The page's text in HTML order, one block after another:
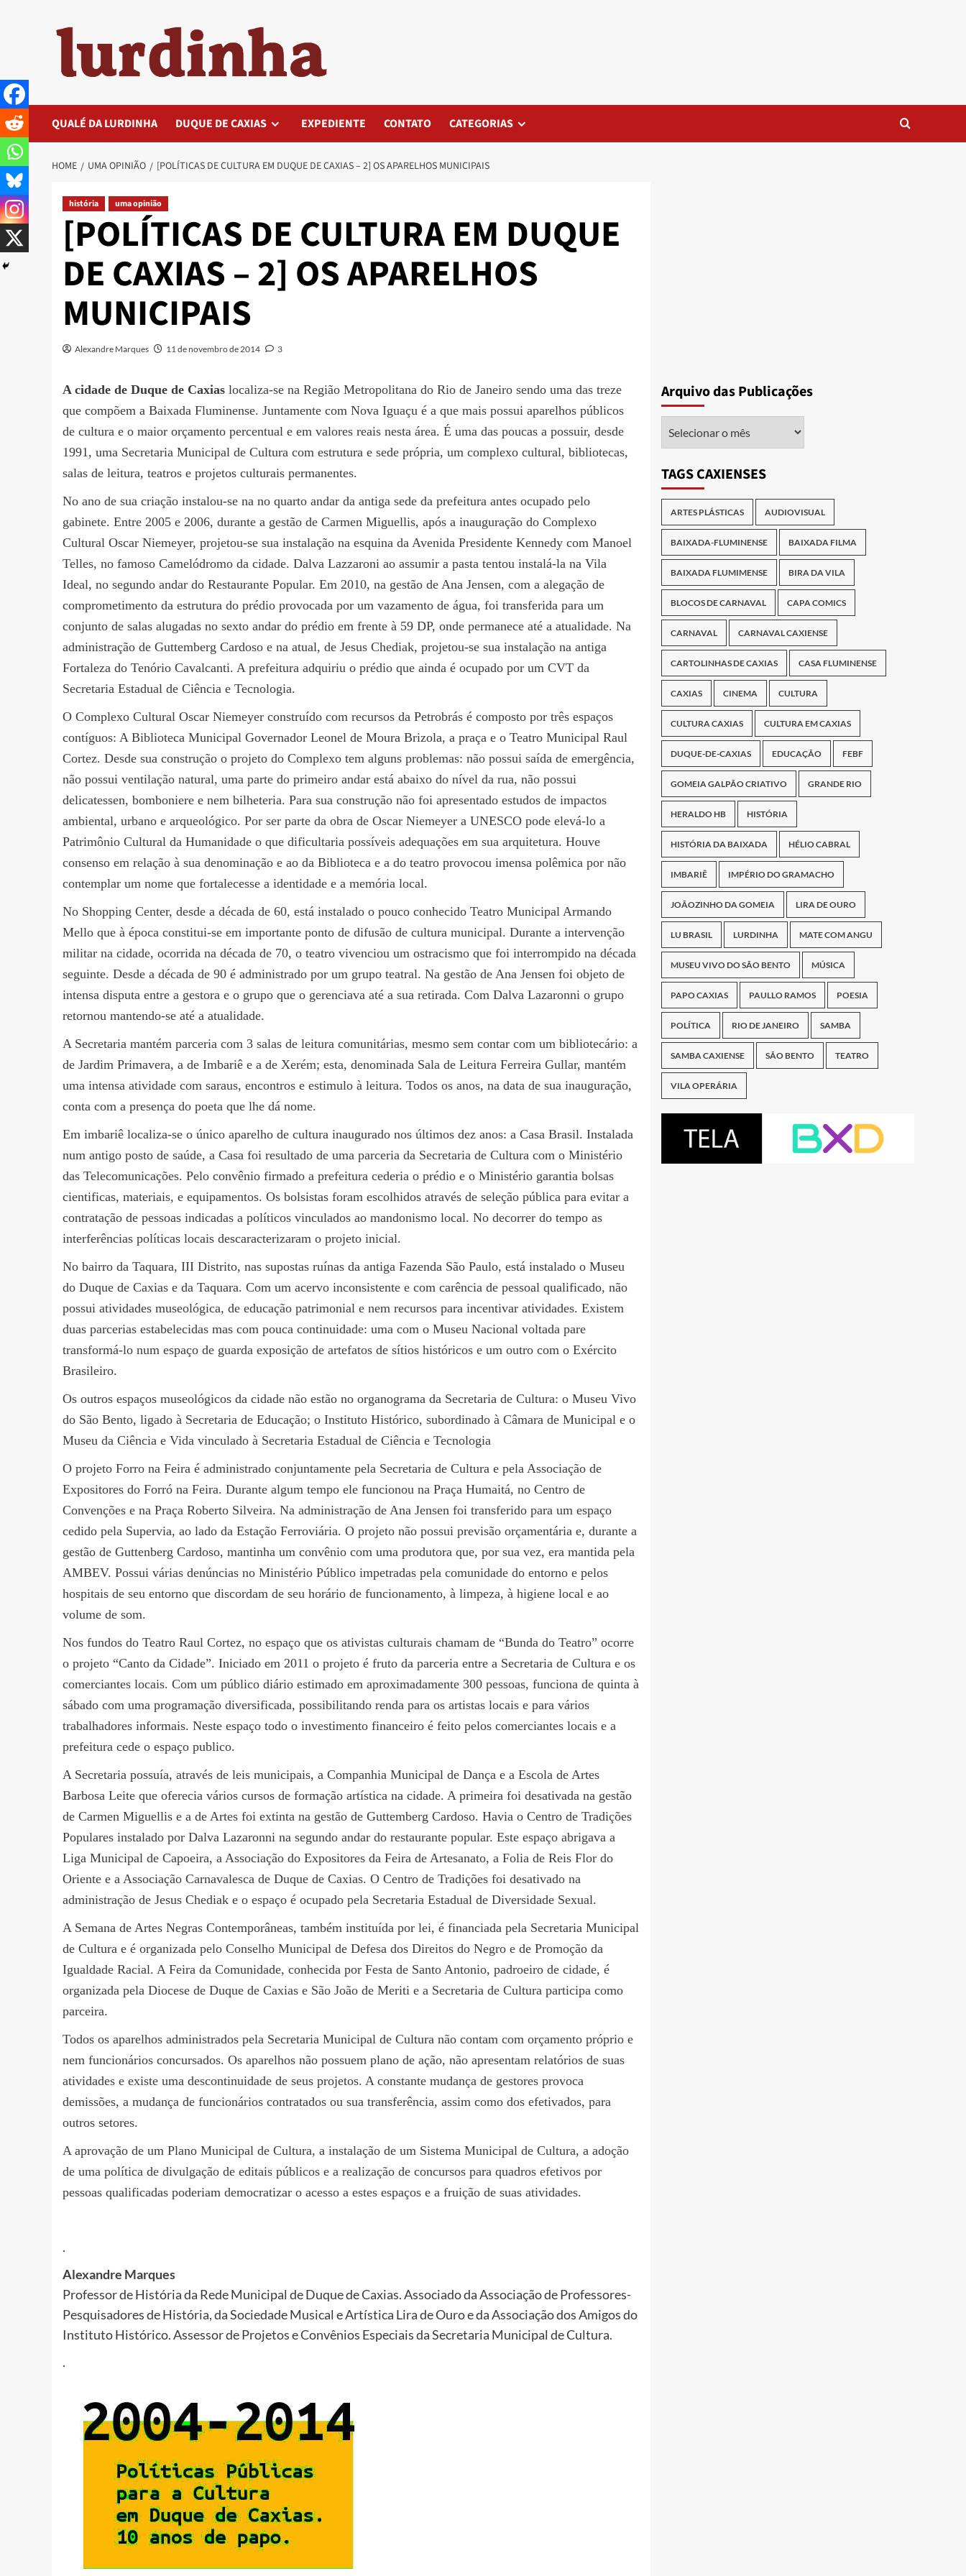
QUALÉ DA LURDINHA DUQUE DE CAXIAS EXPEDIENTE CONTATO CATEGORIAS
HOME UMA OPINIÃO [POLÍTICAS DE CULTURA EM DUQUE DE CAXIAS – 2] OS APARELHOS MUNICIPAIS
história uma opinião
[POLÍTICAS DE CULTURA EM DUQUE
DE CAXIAS – 2] OS APARELHOS
MUNICIPAIS
Alexandre Marques 11 de novembro de 2014 3
A cidade de Duque de Caxias localiza-se na Região Metropolitana do Rio de Janeiro sendo uma das treze
que compõem a Baixada Fluminense. Juntamente com Nova Iguaçu é a que mais possui aparelhos públicos
de cultura e o maior orçamento percentual e em valores reais nesta área. É uma das poucas a possuir, desde
1991, uma Secretaria Municipal de Cultura com estrutura e sede própria, um complexo cultural, bibliotecas,
salas de leitura, teatros e projetos culturais permanentes.
No ano de sua criação instalou-se na no quarto andar da antiga sede da prefeitura antes ocupado pelo
gabinete. Entre 2005 e 2006, durante a gestão de Carmen Miguellis, após a inauguração do Complexo
Cultural Oscar Niemeyer, projetou-se sua instalação na esquina da Avenida Presidente Kennedy com Manoel
Telles, no famoso Camelódromo da cidade. Dalva Lazzaroni ao assumir a pasta tentou instalá-la na Vila
Ideal, no segundo andar do Restaurante Popular. Em 2010, na gestão de Ana Jensen, com a alegação de
comprometimento da estrutura do prédio provocada por um vazamento de água, foi transferida para um
conjunto de salas alugadas no sexto andar do prédio em frente à 59 DP, onde permanece até a atualidade. Na
administração de Guttemberg Cardoso e na atual, de Jesus Chediak, projetou-se sua instalação na antiga
Fortaleza do Tenório Cavalcanti. A prefeitura adquiriu o prédio que ainda é ocupado por um CVT da
Secretaria Estadual de Ciência e Tecnologia.
O Complexo Cultural Oscar Niemeyer construído com recursos da Petrobrás é composto por três espaços
contíguos: A Biblioteca Municipal Governador Leonel de Moura Brizola, a praça e o Teatro Municipal Raul
Cortez. Desde sua construção o projeto do Complexo tem alguns problemas: não possui saída de emergência,
não possui ventilação natural, uma parte do primeiro andar está abaixo do nível da rua, não possui
delicatessen, bomboniere e nem bilheteria. Para sua construção não foi apresentado estudos de impactos
ambiental, urbano e arqueológico. Por ser parte da obra de Oscar Niemeyer a UNESCO pode elevá-lo a
Patrimônio Cultural da Humanidade o que dificultaria possíveis adequações em sua arquitetura. Houve
consenso em relação à sua denominação e ao da Biblioteca e a do teatro provocou imensa polêmica por não
contemplar um nome que fortalecesse a identidade e a memória local.
No Shopping Center, desde a década de 60, está instalado o pouco conhecido Teatro Municipal Armando
Mello que à época constitui-se em importante ponto de difusão de cultura municipal. Durante a intervenção
militar na cidade, ocorrida na década de 70, o teatro vivenciou um ostracismo que foi interrompido na década
seguinte. Desde a década de 90 é administrado por um grupo teatral. Na gestão de Ana Jensen foi objeto de
intensa disputa entre a gestora e o grupo que o gerenciava até a sua retirada. Com Dalva Lazaronni o grupo
retornou mantendo-se até a atualidade.
A Secretaria mantém parceria com 3 salas de leitura comunitárias, mesmo sem contar com um bibliotecário: a
de Jardim Primavera, a de Imbariê e a de Xerém; esta, denominada Sala de Leitura Ferreira Gullar, mantém
uma intensa atividade com saraus, encontros e estimulo à leitura. Todos os anos, na data de sua inauguração,
conta com a presença do poeta que lhe dá nome.
Em imbariê localiza-se o único aparelho de cultura inaugurado nos últimos dez anos: a Casa Brasil. Instalada
num antigo posto de saúde, a Casa foi resultado de uma parceria da Secretaria de Cultura com o Ministério
das Telecomunicações. Pelo convênio firmado a prefeitura cederia o prédio e o Ministério garantia bolsas
cientificas, materiais, e equipamentos. Os bolsistas foram escolhidos através de seleção pública para evitar a
contratação de pessoas indicadas a políticos vinculados ao mandonismo local. No decorrer do tempo as
interferências políticas locais descaracterizaram o projeto inicial.
No bairro da Taquara, III Distrito, nas supostas ruínas da antiga Fazenda São Paulo, está instalado o Museu
do Duque de Caxias e da Taquara. Com um acervo inconsistente e com carência de pessoal qualificado, não
possui atividades museológica, de educação patrimonial e nem recursos para incentivar atividades. Existem
duas parcerias estabelecidas mas com pouca continuidade: uma com o Museu Nacional voltada pare
transformá-lo num espaço de guarda exposição de artefatos de sítios históricos e um outro com o Exército
Brasileiro.
Os outros espaços museológicos da cidade não estão no organograma da Secretaria de Cultura: o Museu Vivo
do São Bento, ligado à Secretaria de Educação; o Instituto Histórico, subordinado à Câmara de Municipal e o
Museu da Ciência e Vida vinculado à Secretaria Estadual de Ciência e Tecnologia
O projeto Forro na Feira é administrado conjuntamente pela Secretaria de Cultura e pela Associação de
Expositores do Forró na Feira. Durante algum tempo ele funcionou na Praça Humaitá, no Centro de
Convenções e na Praça Roberto Silveira. Na administração de Ana Jensen foi transferido para um espaço
cedido pela Supervia, ao lado da Estação Ferroviária. O projeto não possui previsão orçamentária e, durante a
gestão de Guttenberg Cardoso, mantinha um convênio com uma produtora que, por sua vez, era mantida pela
AMBEV. Possui várias denúncias no Ministério Público impetradas pela comunidade do entorno e pelos
hospitais de seu entorno que discordam de seu horário de funcionamento, à limpeza, à higiene local e ao
volume de som.
Nos fundos do Teatro Raul Cortez, no espaço que os ativistas culturais chamam de “Bunda do Teatro” ocorre
o projeto “Canto da Cidade”. Iniciado em 2011 o projeto é fruto da parceria entre a Secretaria de Cultura e os
comerciantes locais. Com um público diário estimado em aproximadamente 300 pessoas, funciona de quinta à
sábado com uma programação diversificada, possibilitando renda para os artistas locais e para vários
trabalhadores informais. Neste espaço todo o investimento financeiro é feito pelos comerciantes locais e a
prefeitura cede o espaço publico.
A Secretaria possuía, através de leis municipais, a Companhia Municipal de Dança e a Escola de Artes
Barbosa Leite que oferecia vários cursos de formação artística na cidade. A primeira foi desativada na gestão
de Carmen Miguellis e a de Artes foi extinta na gestão de Guttemberg Cardoso. Havia o Centro de Tradições
Populares instalado por Dalva Lazaronni na segundo andar do restaurante popular. Este espaço abrigava a
Liga Municipal de Capoeira, a Associação do Expositores da Feira de Artesanato, a Folia de Reis Flor do
Oriente e a Associação Carnavalesca de Duque de Caxias. O Centro de Tradições foi desativado na
administração de Jesus Chediak e o espaço é ocupado pela Secretaria Estadual de Diversidade Sexual.
A Semana de Artes Negras Contemporâneas, também instituída por lei, é financiada pela Secretaria Municipal
de Cultura e é organizada pelo Conselho Municipal de Defesa dos Direitos do Negro e de Promoção da
Igualdade Racial. A Feira da Comunidade, conhecida por Festa de Santo Antonio, padroeiro de cidade, é
organizada pela Diocese de Duque de Caxias e São João de Meriti e a Secretaria de Cultura participa como
parceira.
Todos os aparelhos administrados pela Secretaria Municipal de Cultura não contam com orçamento próprio e
nem funcionários concursados. Os aparelhos não possuem plano de ação, não apresentam relatórios de suas
atividades e existe uma descontinuidade de seus projetos. A constante mudança de gestores provoca
demissões, a mudança de funcionários contratados ou sua transferência, assim como dos efetivados, para
outros setores.
A aprovação de um Plano Municipal de Cultura, a instalação de um Sistema Municipal de Cultura, a adoção
de uma política de divulgação de editais públicos e a realização de concursos para quadros efetivos por
pessoas qualificadas poderiam democratizar o acesso a estes espaços e a fruição de suas atividades.
.
Alexandre Marques
Professor de História da Rede Municipal de Duque de Caxias. Associado da Associação de Professores-
Pesquisadores de História, da Sociedade Musical e Artística Lira de Ouro e da Associação dos Amigos do
Instituto Histórico. Assessor de Projetos e Convênios Especiais da Secretaria Municipal de Cultura.
.
Arquivo das Publicações
TAGS CAXIENSES
ARTES PLÁSTICAS AUDIOVISUAL
BAIXADA-FLUMINENSE BAIXADA FILMA
BAIXADA FLUMIMENSE BIRA DA VILA
BLOCOS DE CARNAVAL CAPA COMICS
CARNAVAL CARNAVAL CAXIENSE
CARTOLINHAS DE CAXIAS CASA FLUMINENSE
CAXIAS CINEMA CULTURA
CULTURA CAXIAS CULTURA EM CAXIAS
DUQUE-DE-CAXIAS EDUCAÇÃO FEBF
GOMEIA GALPÃO CRIATIVO GRANDE RIO
HERALDO HB HISTÓRIA
HISTÓRIA DA BAIXADA HÉLIO CABRAL
IMBARIÊ IMPÉRIO DO GRAMACHO
JOÃOZINHO DA GOMEIA LIRA DE OURO
LU BRASIL LURDINHA MATE COM ANGU
MUSEU VIVO DO SÃO BENTO MÚSICA
PAPO CAXIAS PAULLO RAMOS POESIA
POLÍTICA RIO DE JANEIRO SAMBA
SAMBA CAXIENSE SÃO BENTO TEATRO
VILA OPERÁRIA